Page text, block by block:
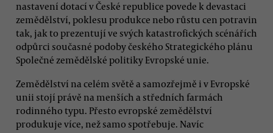
nastavení dotací v České republice povede k devastaci
zemědělství, poklesu produkce nebo růstu cen potravin
tak, jak to prezentují ve svých katastrofických scénářích
odpůrci současné podoby českého Strategického plánu
Společné zemědělské politiky Evropské unie.
Zemědělství na celém světě a samozřejmě i v Evropské
unii stojí právě na menších a středních farmách
rodinného typu. Přesto evropské zemědělství
produkuje více, než samo spotřebuje. Navíc